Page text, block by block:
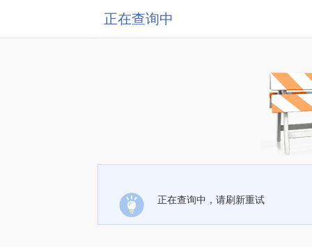
正在查询中
正在查询中，请刷新重试